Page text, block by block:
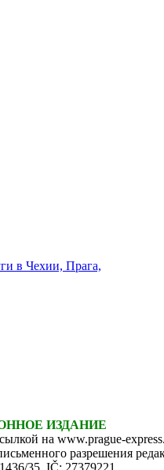
ИЗДАНИЕ
на www.prague-
разрешения
35, IČ: 27379221